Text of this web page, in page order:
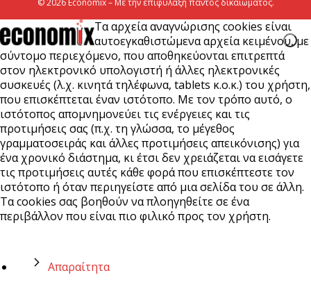
© 2026 Economix – Με την επιφύλαξη παντός δικαιώματος.
Τα αρχεία αναγνώρισης cookies είναι
αυτοεγκαθιστώμενα αρχεία κειμένου, με
σύντομο περιεχόμενο, που αποθηκεύονται επιτρεπτά
στον ηλεκτρονικό υπολογιστή ή άλλες ηλεκτρονικές
συσκευές (λ.χ. κινητά τηλέφωνα, tablets κ.ο.κ.) του χρήστη,
που επισκέπτεται έναν ιστότοπο. Με τον τρόπο αυτό, ο
ιστότοπος απομνημονεύει τις ενέργειες και τις
προτιμήσεις σας (π.χ. τη γλώσσα, το μέγεθος
γραμματοσειράς και άλλες προτιμήσεις απεικόνισης) για
ένα χρονικό διάστημα, κι έτσι δεν χρειάζεται να εισάγετε
τις προτιμήσεις αυτές κάθε φορά που επισκέπτεστε τον
ιστότοπο ή όταν περιηγείστε από μια σελίδα του σε άλλη.
Τα cookies σας βοηθούν να πλοηγηθείτε σε ένα
περιβάλλον που είναι πιο φιλικό προς τον χρήστη.
Απαραίτητα